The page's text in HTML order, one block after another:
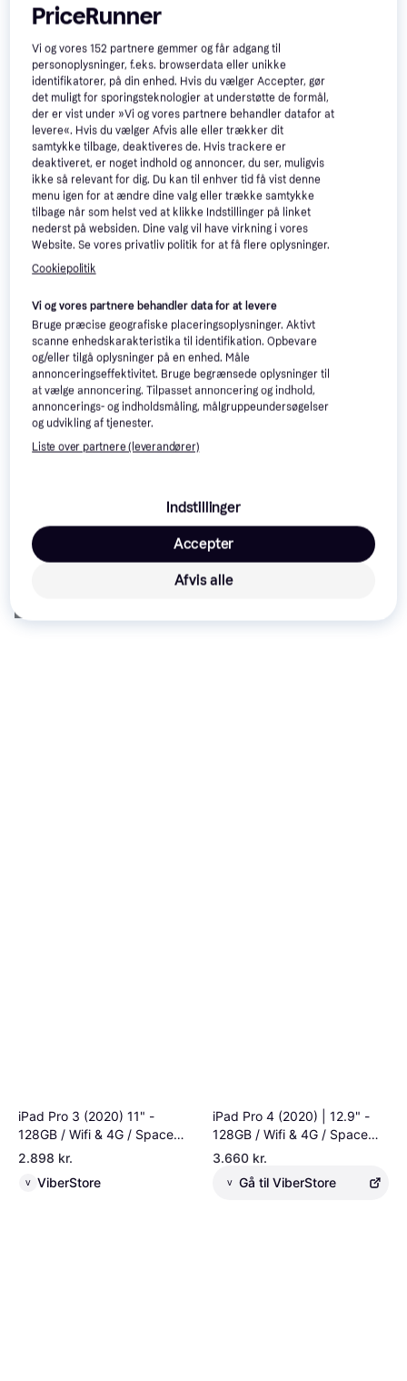
Apple iPad (2020) 128GB -
Silver
4.999 kr.
INphone.dk
Apple iPad 8 128GB WiFi
(Space Gray) - 2020 - Grade
B
2.195 kr.
D Gå til Datamarked
Apple iPad 8 128GB WiFi +
Cellular (Space Gray) - 2020
- Grade B
2.395 kr.
Gå til Redoffice Konpap A/S
128GB / Wifi & 4G / Silver
2.898 kr.
V ViberStore
iPad Pro 3 (2020) 11" -
128GB / Wifi & 4G / Space
Grey
2.898 kr.
V ViberStore
iPad Pro 4 (2020) | 12.9" -
128GB / Wifi & 4G / Space
Grey
3.660 kr.
V Gå til ViberStore
PriceRunner
Vi og vores152 partnere gemmer og får adgang til
personoplysninger, f.eks. browserdata eller unikke
identifikatorer, på din enhed. Hvis du vælger Accepter, gør
det muligt for sporingsteknologier at understøtte de formål,
der er vist under »Vi og vores partnere behandler datafor at
levere«. Hvis du vælger Afvis alle eller trækker dit
samtykke tilbage, deaktiveres de. Hvis trackere er
deaktiveret, er noget indhold og annoncer, du ser, muligvis
ikke så relevant for dig. Du kan til enhver tid få vist denne
menu igen for at ændre dine valg eller trække samtykke
tilbage når som helst ved at klikke Indstillinger på linket
nederst på websiden. Dine valg vil have virkning i vores
Website. Se vores privatliv politik for at få flere oplysninger.
Cookiepolitik
Vi og vores partnere behandler data for at levere
Bruge præcise geografiske placeringsoplysninger. Aktivt
scanne enhedskarakteristika til identifikation. Opbevare
og/eller tilgå oplysninger på en enhed. Måle
annonceringseffektivitet. Bruge begrænsede oplysninger til
at vælge annoncering. Tilpasset annoncering og indhold,
annoncerings- og indholdsmåling, målgruppeundersøgelser
og udvikling af tjenester.
Liste over partnere (leverandører)
Indstillinger
Afvis alle
Accepter